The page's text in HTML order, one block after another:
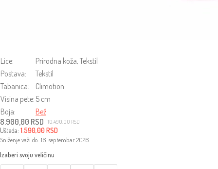
Lice:
Prirodna koža, Tekstil
Postava:
Tekstil
Tabanica:
Climotion
Visina pete: 5 cm
Boja:
Bež
10.490,00RSD
Originalna
cena
je
bila:
10.490,00 RSD.
8.900,00 RSD
Trenutna
cena
je:
8.900,00 RSD.
Ušteda: 1.590,00RSD
Sniženje važi do: 16. septembar 2026.